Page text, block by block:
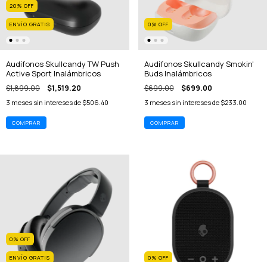
20% OFF
ENVÍO GRATIS
Audífonos Skullcandy TW Push
Active Sport Inalámbricos
$1,899.00 $1,519.20
3 meses sin intereses de $506.40
0% OFF
Audífonos Skullcandy Smokin'
Buds Inalámbricos
$699.00 $699.00
3 meses sin intereses de $233.00
0% OFF
ENVÍO GRATIS 0% OFF